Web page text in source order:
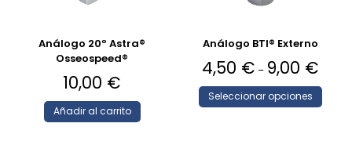
Análogo 20º Astra®
Osseospeed®
10,00 €
Añadir al carrito
Análogo BTI® Externo
4,50 € – 9,00 €
Seleccionar opciones